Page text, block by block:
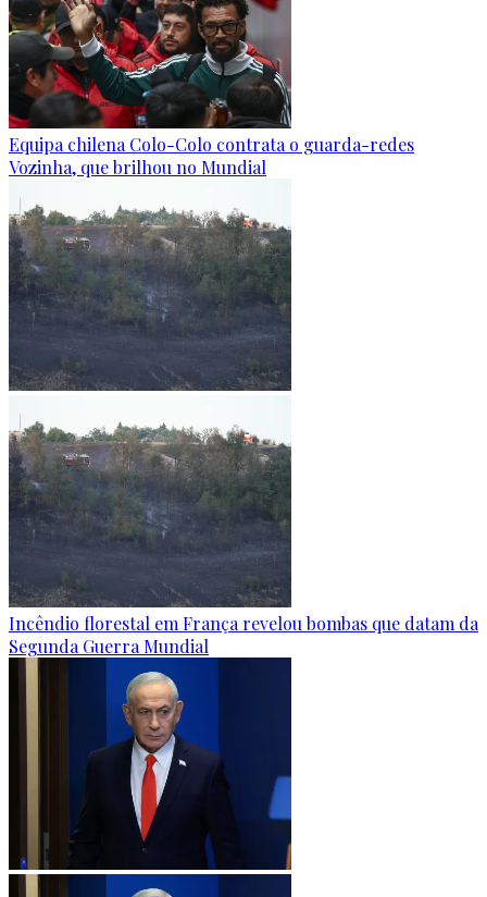
Equipa chilena Colo-Colo contrata o guarda-redes
Vozinha, que brilhou no Mundial
Incêndio florestal em França revelou bombas que datam da
Segunda Guerra Mundial